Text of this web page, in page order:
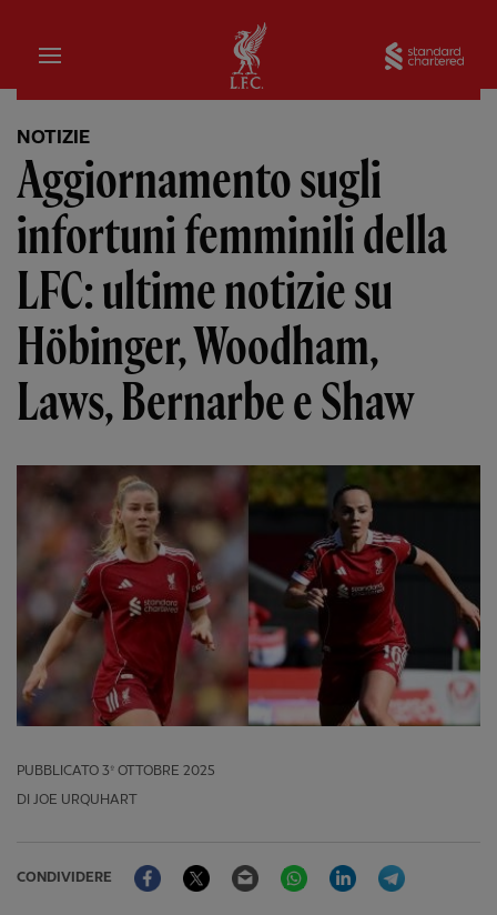
Iniziale
NOTIZIE
Aggiornamento sugli
infortuni femminili della
LFC: ultime notizie su
Höbinger, Woodham,
Laws, Bernarbe e Shaw
PUBBLICATO 3º OTTOBRE 2025
DI JOE URQUHART
CONDIVIDERE
FacebookTwitter Email WhatsAppLinkedIn